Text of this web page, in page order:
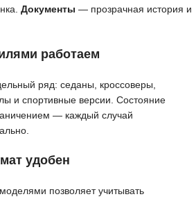
Документы — прозрачная история и
работаем
ряд: седаны, кроссоверы,
и спортивные версии. Состояние
— каждый случай
удобен
позволяет учитывать